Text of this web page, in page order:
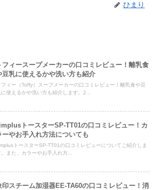
ひまり
フィースープメーカーの口コミレビュー！離乳食
豆乳に使えるかや洗い方も紹介
フィー（Toffy）スープメーカーの口コミレビュー！離乳食や豆
に使えるかや洗い方も紹介します。2...
トースターSP-TT01の口コミレビュー！カ
ーやお手入れ方法についても
トースターSP-TT01の口コミレビューについてご紹介しま
。また、カラーやお手入れ方...
印スチーム加湿器EE-TA60の口コミレビュー！消